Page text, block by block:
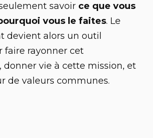
savoir ce que vous
vous le faites. Le
devient alors un outil
faire rayonner cet
donner vie à cette mission, et
de valeurs communes.